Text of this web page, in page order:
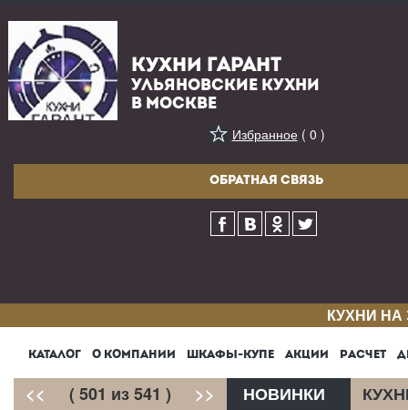
КУХНИ ГАРАНТ
УЛЬЯНОВСКИЕ КУХНИ
В МОСКВЕ
Избранное( 0 )
ОБРАТНАЯ СВЯЗЬ
КУХНИ
КАТАЛОГ О КОМПАНИИ ШКАФЫ-КУПЕ АКЦИИ РАСЧЕТ
<< ( 501 из 541 ) >> НОВИНКИ